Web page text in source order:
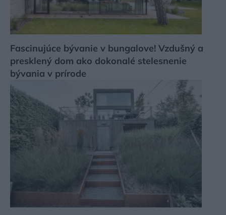
Fascinujúce bývanie v bungalove! Vzdušný a
presklený dom ako dokonalé stelesnenie
bývania v prírode